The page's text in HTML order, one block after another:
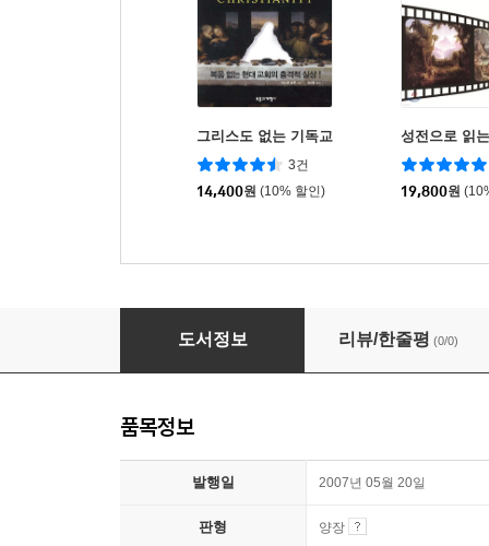
그리스도 없는 기독교
3건
14,400원 (10% 할인)
성전으로 읽
19,800원
지혜서와 시편 개론
도서정보 리뷰/한줄평 (0/0)
품목정보
발행일 2007년 05월 20일
판형 양장